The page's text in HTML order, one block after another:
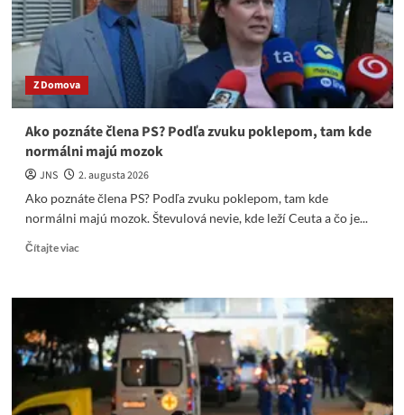
odporu
voči
Rusku
Z Domova
Ako poznáte člena PS? Podľa zvuku poklepom, tam kde
normálni majú mozok
JNS
2. augusta 2026
Ako poznáte člena PS? Podľa zvuku poklepom, tam kde
normálni majú mozok. Števulová nevie, kde leží Ceuta a čo je...
Čítajte viacRead
Ako
PS?
Podľa
poklepom,